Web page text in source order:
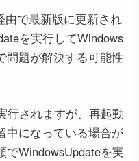
由で最新版に更新され
を実行してWindows
問題が解決する可能性
行されますが、再起動
中になっている場合が
WindowsUpdateを実